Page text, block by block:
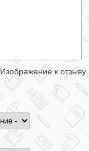
Изображение к отзыву